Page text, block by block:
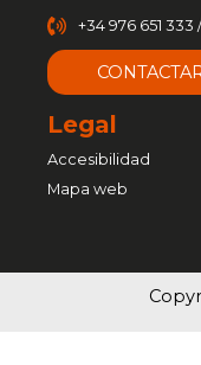
+34 976 651 333
Legal
Accesibilidad
Mapa web